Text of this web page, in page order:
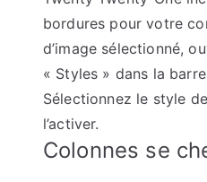
bordures pour votre
d’image sélectionné,
« Styles » dans la
Sélectionnez le style
l’activer.
Colonnes se